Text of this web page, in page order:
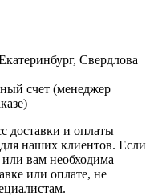
Свердлова
счет (менеджер
доставки и оплаты
наших клиентов. Если
вам необходима
или оплате, не